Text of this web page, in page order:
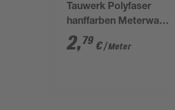
Tauwerk Polyfaser
hanffarben Meterware
10 mm
2,79 €/ Meter